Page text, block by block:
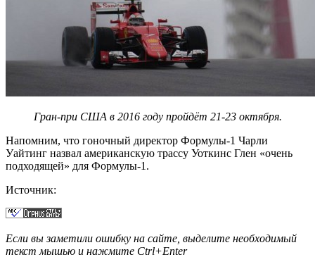
Гран-при США в 2016 году пройдёт 21-23 октября.
Напомним, что гоночный директор Формулы-1 Чарли
Уайтинг назвал американскую трассу Уоткинс Глен «очень
подходящей» для Формулы-1.
Источник:
Если вы заметили ошибку на сайте, выделите необходимый
текст мышью и нажмите Ctrl+Enter